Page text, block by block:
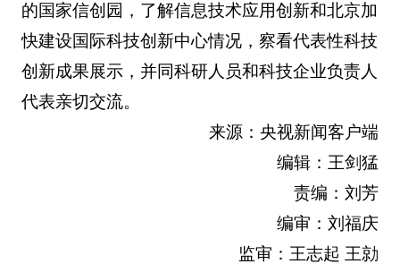
的国家信创园，了解信息技术应用创新和北京加
快建设国际科技创新中心情况，察看代表性科技
创新成果展示，并同科研人员和科技企业负责人
代表亲切交流。
来源：央视新闻客户端
编辑：王剑猛
责编：刘芳
编审：刘福庆
监审：王志起 王勍